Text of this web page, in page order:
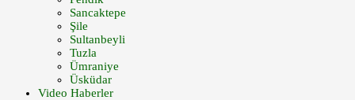
Sancaktepe
Şile
Sultanbeyli
Tuzla
Ümraniye
Üsküdar
Video Haberler